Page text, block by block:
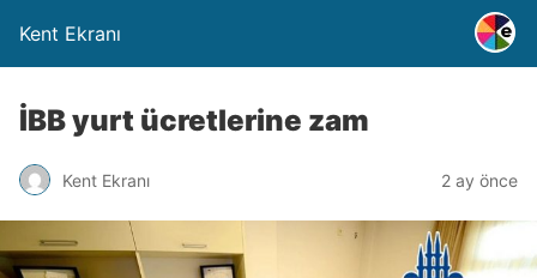
Kent Ekranı
İBB yurt ücretlerine zam
Kent Ekranı 2 ay önce